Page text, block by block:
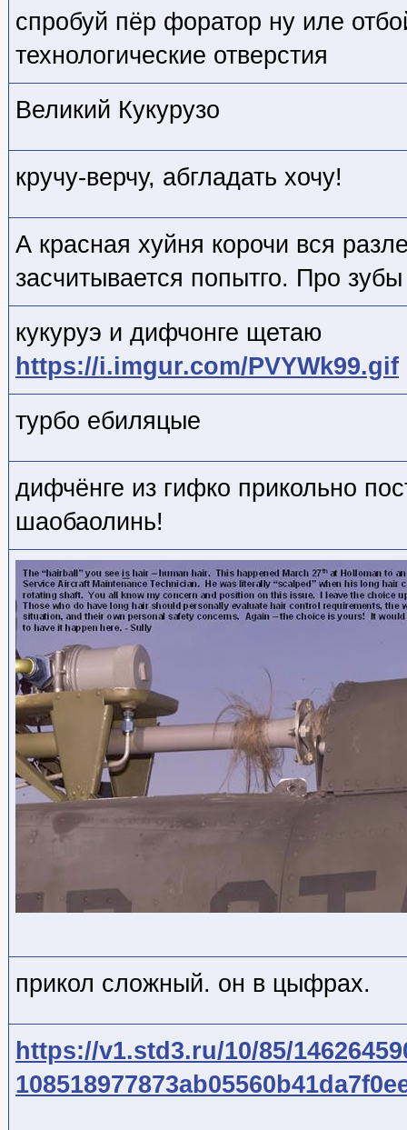
спробуй пёр форатор ну иле
технологические отверстия
Великий Кукурузо
кручу-верчу, абгладать хочу!
А красная хуйня корочи вся
засчитывается попытго. Про
кукуруэ и дифчонге щетаю
https://i.imgur.com/PVYWk99.gif
турбо ебиляцые
дифчёнге из гифко прикольно
шаобаолинь!
прикол сложный. он в цыфрах.
https://v1.std3.ru/10/85/